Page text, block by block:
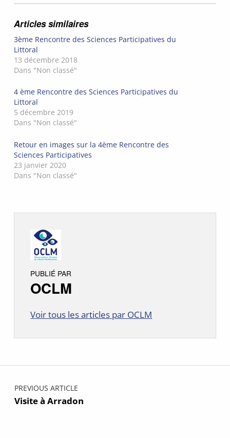
Articles similaires
3ème Rencontre des Sciences Participatives du
Littoral
13 décembre 2018
Dans "Non classé"
4 ème Rencontre des Sciences Participatives du
Littoral
5 décembre 2019
Dans "Non classé"
Retour en images sur la 4ème Rencontre des
Sciences Participatives
23 janvier 2020
Dans "Non classé"
PUBLIÉ PAR
OCLM
Voir tous les articles par OCLM
Skip back to main navigation
Navigation de l’article
PREVIOUS ARTICLE
Visite à Arradon